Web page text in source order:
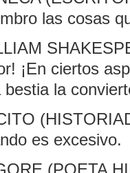
las cosas
¡En ciertos
bestia la
es excesivo.